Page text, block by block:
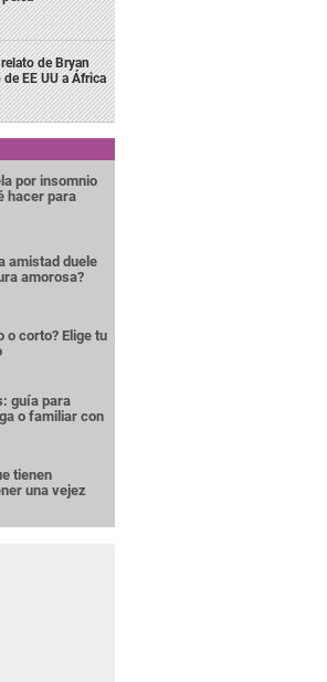
de Bryan
EE UU a África
por insomnio
hacer para
amistad duele
amorosa?
o corto? Elige tu
guía para
o familiar con
tienen
una vejez